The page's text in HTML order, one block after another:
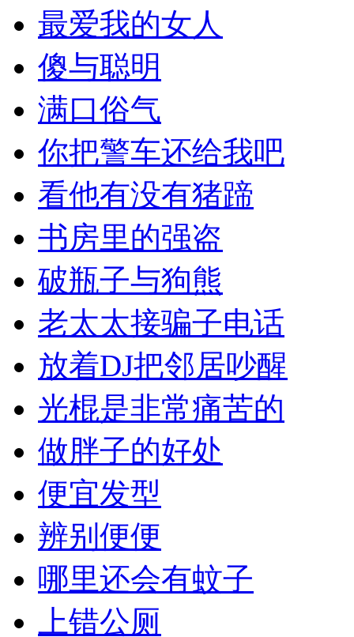
最爱我的女人
傻与聪明
满口俗气
你把警车还给我吧
看他有没有猪蹄
书房里的强盗
破瓶子与狗熊
老太太接骗子电话
放着DJ把邻居吵醒
光棍是非常痛苦的
做胖子的好处
便宜发型
辨别便便
哪里还会有蚊子
上错公厕